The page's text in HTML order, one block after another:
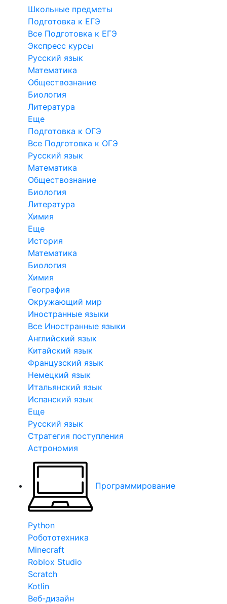
Школьные предметы
Подготовка к ЕГЭ
Все Подготовка к ЕГЭ
Экспресс курсы
Русский язык
Математика
Обществознание
Биология
Литература
Еще
Подготовка к ОГЭ
Все Подготовка к ОГЭ
Русский язык
Математика
Обществознание
Биология
Литература
Химия
Еще
История
Математика
Биология
Химия
География
Окружающий мир
Иностранные языки
Все Иностранные языки
Английский язык
Китайский язык
Французский язык
Немецкий язык
Итальянский язык
Испанский язык
Еще
Русский язык
Стратегия поступления
Астрономия
Программирование
Python
Робототехника
Minecraft
Roblox Studio
Scratch
Kotlin
Веб-дизайн